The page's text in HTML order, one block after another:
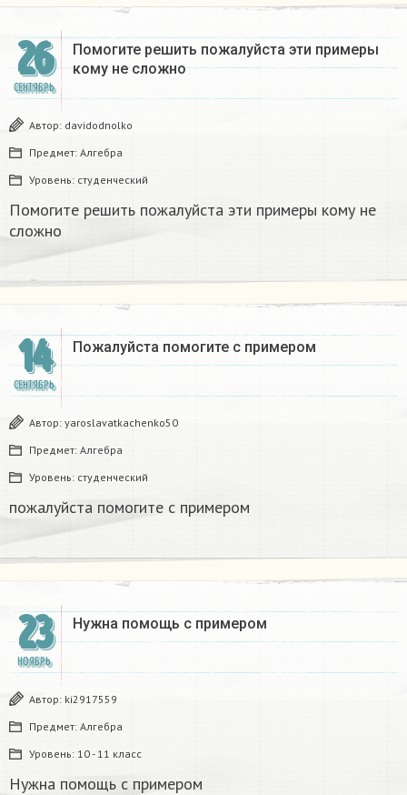
26
СЕНТЯБРЬ
Помогите решить пожалуйста эти примеры
кому не сложно
Автор: davidodnolko
Предмет: Алгебра
Уровень: студенческий
Помогите решить пожалуйста эти примеры кому не
сложно
14
СЕНТЯБРЬ
Пожалуйста помогите с примером
Автор: yaroslavatkachenko50
Предмет: Алгебра
Уровень: студенческий
пожалуйста помогите с примером
23
НОЯБРЬ
Нужна помощь с примером
Автор: ki2917559
Предмет: Алгебра
Уровень: 10 - 11 класс
Нужна помощь с примером